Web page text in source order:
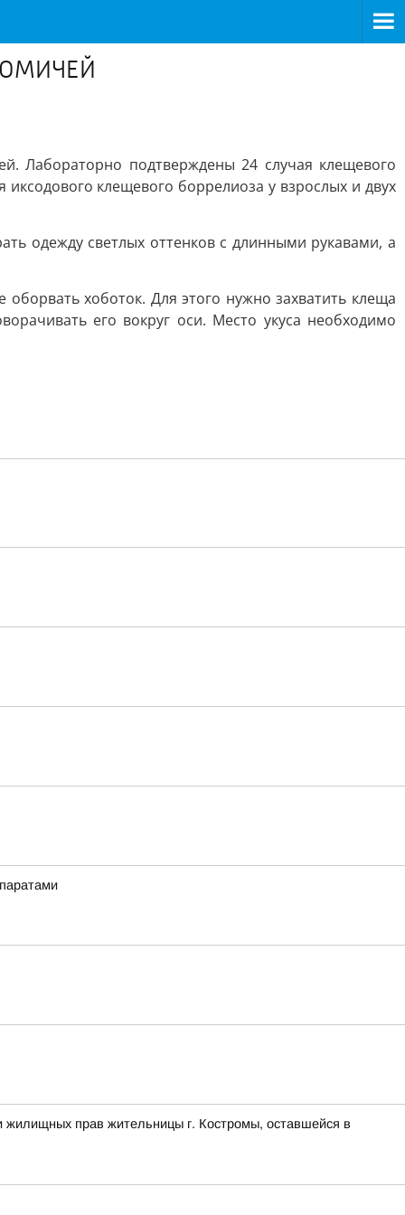
Лабораторно подтверждены 24 случая клещевого
клещевого боррелиоза у взрослых и двух
одежду светлых оттенков с длинными рукавами, а
хоботок. Для этого нужно захватить клеща
его вокруг оси. Место укуса необходимо
жилищных прав жительницы г. Костромы, оставшейся в